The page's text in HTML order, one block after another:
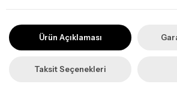
yapıyoruz. Sevdiklerinize ulaştırmak
hazırlanarak İstanbul’un her noktasına
Ürün Açıklaması
Taksit Seçenekleri